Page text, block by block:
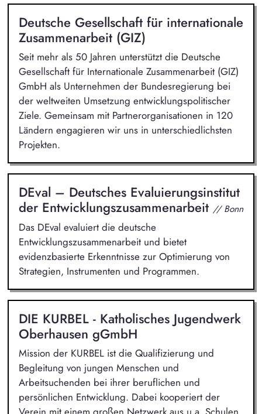
Deutsche Gesellschaft für internationale
Zusammenarbeit (GIZ)
Seit mehr als 50 Jahren unterstützt die Deutsche
Gesellschaft für Internationale Zusammenarbeit (GIZ)
GmbH als Unternehmen der Bundesregierung bei
der weltweiten Umsetzung entwicklungspolitischer
Ziele. Gemeinsam mit Partnerorganisationen in 120
Ländern engagieren wir uns in unterschiedlichsten
Projekten.
DEval – Deutsches Evaluierungsinstitut
der Entwicklungszusammenarbeit // Bonn
Das DEval evaluiert die deutsche
Entwicklungszusammenarbeit und bietet
evidenzbasierte Erkenntnisse zur Optimierung von
Strategien, Instrumenten und Programmen.
DIE KURBEL - Katholisches Jugendwerk
Oberhausen gGmbH
Mission der KURBEL ist die Qualifizierung und
Begleitung von jungen Menschen und
Arbeitsuchenden bei ihrer beruflichen und
persönlichen Entwicklung. Dabei kooperiert der